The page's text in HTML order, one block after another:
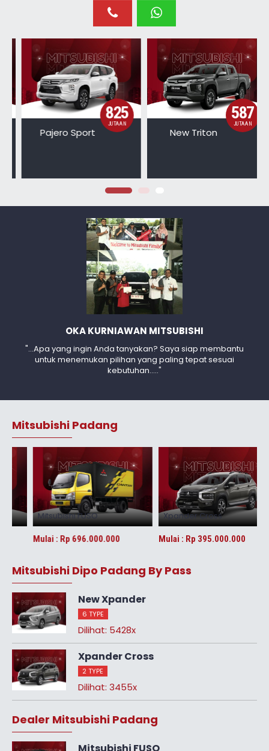
825
JUTAAN
Pajero Sport
587
JUTAAN
New Triton
OKA KURNIAWAN MITSUBISHI
"...Apa yang ingin Anda tanyakan? Saya siap membantu
untuk menemukan pilihan yang paling tepat sesuai
kebutuhan....."
Mitsubishi Padang
Mitsubishi FUSO
Mulai :Rp 696.000.000
Xpander Cross
Mulai : Rp 395.000.000
Mitsubishi Dipo Padang By Pass
New Xpander
6 TYPE
Dilihat: 5428x
Xpander Cross
2 TYPE
Dilihat: 3455x
Dealer Mitsubishi Padang